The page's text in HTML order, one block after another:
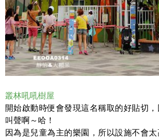
叢林吼吼樹屋
開始啟動時便會發現這名稱取的好貼切
叫聲啊～哈！
因為是兒童為主的樂園，所以設施不會